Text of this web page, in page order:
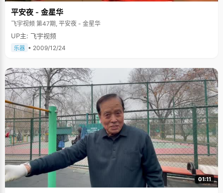
平安夜 - 金星华
飞宇视频 第47期, 平安夜 - 金星华
UP主: 飞宇视频
乐器 • 2009/12/24
01:11